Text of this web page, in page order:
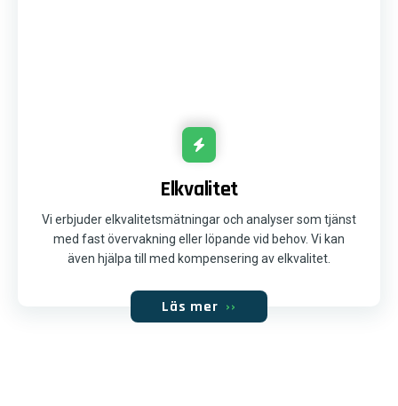
Elkvalitet
Vi erbjuder elkvalitetsmätningar och analyser som tjänst
med fast övervakning eller löpande vid behov. Vi kan
även hjälpa till med kompensering av elkvalitet.
Läs mer ››